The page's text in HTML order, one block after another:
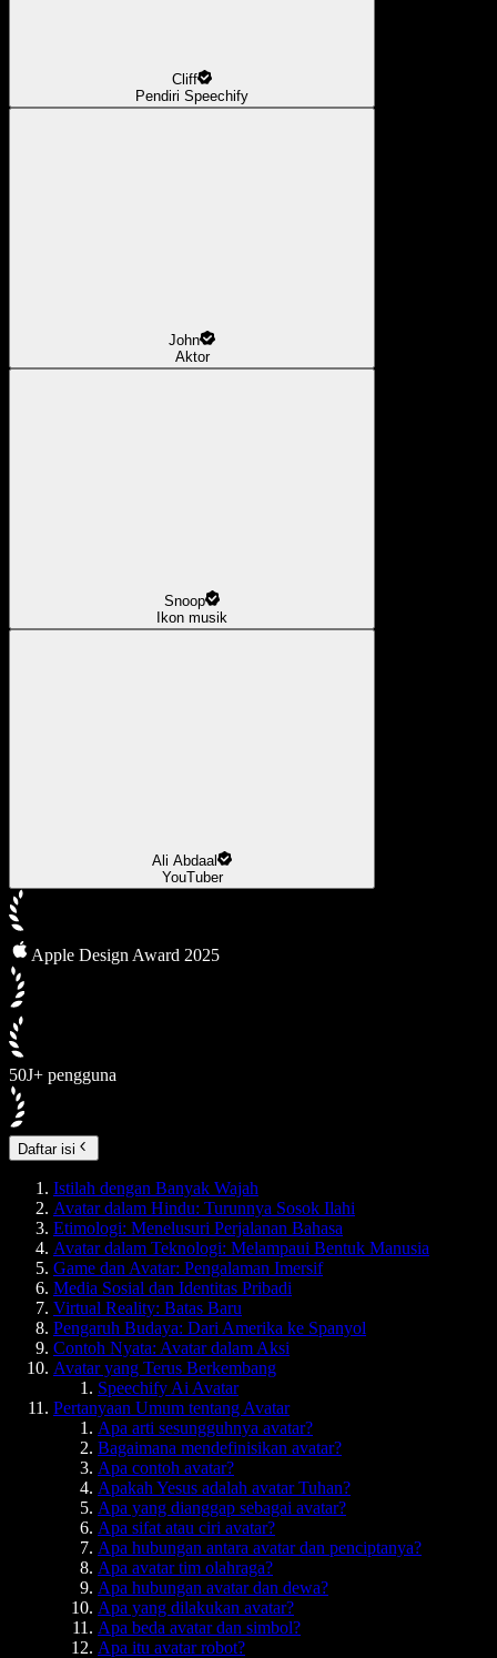
Cliff
Pendiri Speechify
John
Aktor
Snoop
Ikon musik
Ali Abdaal
YouTuber
Apple Design Award 2025
50J+ pengguna
Daftar isi
Istilah dengan Banyak Wajah
Avatar dalam Hindu: Turunnya Sosok Ilahi
Etimologi: Menelusuri Perjalanan Bahasa
Avatar dalam Teknologi: Melampaui Bentuk Manusia
Game dan Avatar: Pengalaman Imersif
Media Sosial dan Identitas Pribadi
Virtual Reality: Batas Baru
Pengaruh Budaya: Dari Amerika ke Spanyol
Contoh Nyata: Avatar dalam Aksi
Avatar yang Terus Berkembang
Speechify Ai Avatar
Pertanyaan Umum tentang Avatar
Apa arti sesungguhnya avatar?
Bagaimana mendefinisikan avatar?
Apa contoh avatar?
Apakah Yesus adalah avatar Tuhan?
Apa yang dianggap sebagai avatar?
Apa sifat atau ciri avatar?
Apa hubungan antara avatar dan penciptanya?
Apa avatar tim olahraga?
Apa hubungan avatar dan dewa?
Apa yang dilakukan avatar?
Apa beda avatar dan simbol?
Apa itu avatar robot?